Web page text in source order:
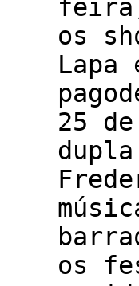
os
Lapa
25
os